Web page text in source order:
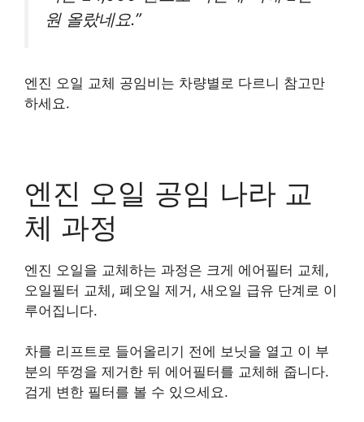
원 올랐네요.”
엔진 오일 교체 공임비는 차량별로 다르니 참고만
하세요.
엔진 오일 공임 나라 교
체 과정
엔진 오일을 교체하는 과정은 크게 에어필터 교체,
오일필터 교체, 폐오일 제거, 새오일 급유 단계로 이
루어집니다.
차를 리프트로 들어올리기 전에 보닛을 열고 이 부
분의 뚜껑을 제거한 뒤 에어필터를 교체해 줍니다.
검게 변한 필터를 볼 수 있으세요.